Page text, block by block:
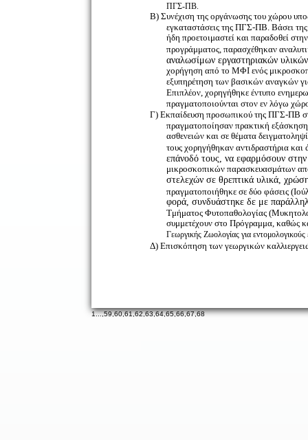
ΠΓΣ-ΠΒ.
Β) Συνέχιση της οργάνωσης του χώρου
εγκαταστάσεις της ΠΓΣ-ΠΒ. Βάσει της
ήδη προετοιμαστεί και παραδοθεί
προγράμματος, παρασχέθηκαν
αναλωσίμων εργαστηριακών υλικών
χορήγηση από το ΜΦΙ ενός
εξυπηρέτηση των βασικών αναγκών
Επιπλέον, χορηγήθηκε έντυπο
πραγματοποιούνται στον εν λόγω
Γ) Εκπαίδευση προσωπικού της ΠΓΣ-ΠΒ
πραγματοποίησαν πρακτική εξάσκηση
ασθενειών και σε θέματα
τους χορηγήθηκαν αντιδραστήρια
επάνοδό τους, να εφαρμόσουν στην
μικροσκοπικών παρασκευασμάτων
στελεχών σε θρεπτικά υλικά,
πραγματοποιήθηκε σε δύο φάσεις
φορά, συνδυάστηκε δε με
Τμήματος Φυτοπαθολογίας
συμμετέχουν στο Πρόγραμμα, καθώς
Γεωργικής Ζωολογίας για
Δ) Επισκόπηση των γεωργικών
1...,59,60,61,62,63,64,65,66,67,68